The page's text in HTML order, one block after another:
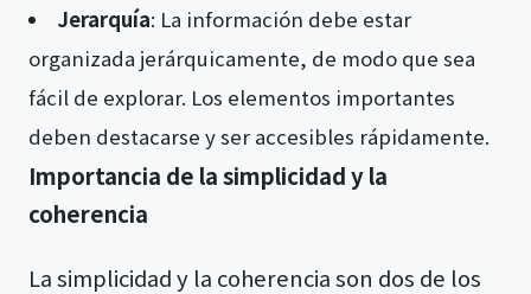
Jerarquía: La información debe estar
organizada jerárquicamente, de modo que sea
fácil de explorar. Los elementos importantes
deben destacarse y ser accesibles rápidamente.
Importancia de la simplicidad y la
coherencia
La simplicidad y la coherencia son dos de los